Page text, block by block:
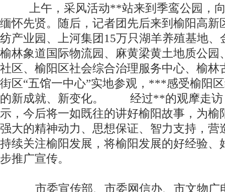
上午，采风活动**站来到季鸾公园，向
缅怀先贤。随后，记者团先后来到榆阳高新
纺产业园、上河集团15万只湖羊养殖基地、
榆林象道国际物流园、麻黄梁黄土地质公园
社区、榆阳区社会综合治理服务中心、榆林
街区“五馆一中心”实地参观，***感受榆阳
的新成就、新变化。 经过**的观摩走访
示，今后将一如既往的讲好榆阳故事，为榆
强大的精神动力、思想保证、智力支持，营
持续关注榆阳发展，将榆阳发展的好经验、
步推广宣传。
市委宣传部、市委网信办、市文物广